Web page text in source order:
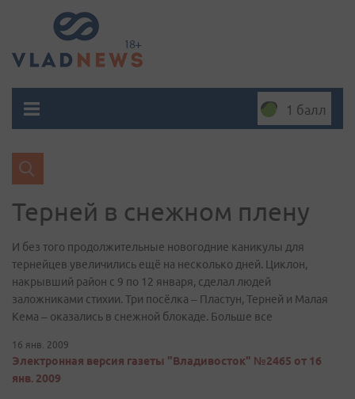
1 балл
Терней в снежном плену
И без того продолжительные новогодние каникулы для
тернейцев увеличились ещё на несколько дней. Циклон,
накрывший район с 9 по 12 января, сделал людей
заложниками стихии. Три посёлка – Пластун, Терней и Малая
Кема – оказались в снежной блокаде. Больше все
16 янв. 2009
Электронная версия газеты "Владивосток" №2465 от 16
янв. 2009